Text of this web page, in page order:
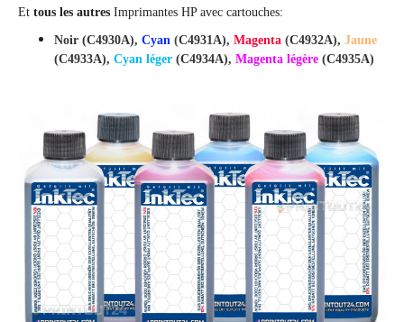
Et tous les autres Imprimantes HP avec cartouches:
Noir (C4930A), Cyan (C4931A), Magenta (C4932A), Jaune
(C4933A), Cyan léger (C4934A), Magenta légère (C4935A)